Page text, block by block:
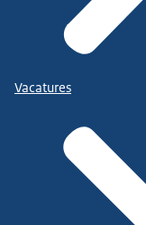
Vacatures